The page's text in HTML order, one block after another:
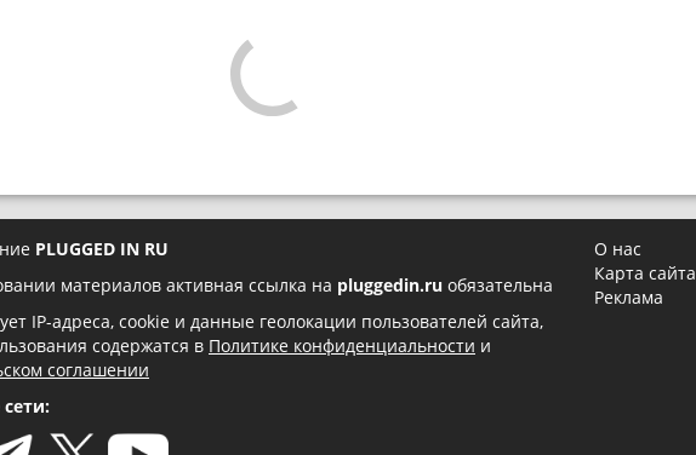
PLUGGED IN RU
материалов активная ссылка на pluggedin.ru обязательна
IP-адреса, cookie и данные геолокации пользователей сайта,
содержатся в Политике конфиденциальности и
соглашении
О нас
Карта сайта
Реклама